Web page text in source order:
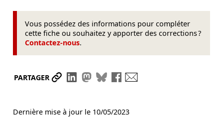
Vous possédez des informations pour compléter
cette fiche ou souhaitez y apporter des corrections ?
Contactez-nous.
PARTAGER Partager le lien
Partager sur LinkedIn
Partager sur Mastodon
Partager sur Bluesky
Partager sur Facebook
Dernière mise à jour le 10/05/2023